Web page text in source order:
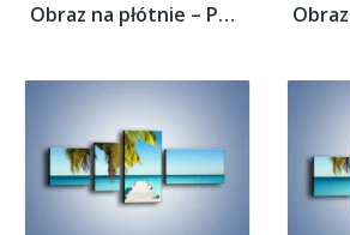
Obraz na płótnie – Pomost wprost do raju –...